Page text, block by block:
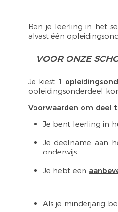
Ben je leerling in het
alvast één
VOOR ONZE
Je kiest 1
opleidingsonderdeel
Voorwaarden om deel
Je bent leerling in
Je deelname aan
onderwijs.
Je hebt een
Als je minderjarig